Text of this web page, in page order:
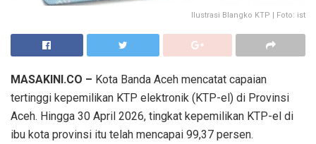
Ilustrasi Blangko KTP | Foto: ist
MASAKINI.CO – Kota Banda Aceh mencatat capaian
tertinggi kepemilikan KTP elektronik (KTP-el) di Provinsi
Aceh. Hingga 30 April 2026, tingkat kepemilikan KTP-el di
ibu kota provinsi itu telah mencapai 99,37 persen.